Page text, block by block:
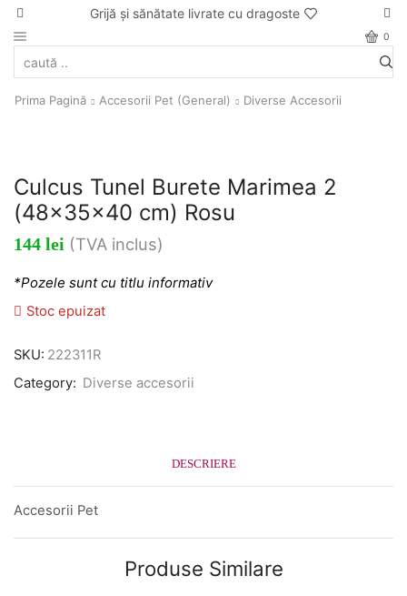
Grijă și sănătate livrate cu dragoste
0
Prima Pagină Accesorii Pet (general) Diverse Accesorii
Culcus Tunel Burete Marimea 2
(48x35x40 cm) Rosu
144 lei (TVA inclus)
*Pozele sunt cu titlu informativ
Stoc epuizat
SKU: 222311R
Category: Diverse accesorii
DESCRIERE
Accesorii Pet
Produse Similare